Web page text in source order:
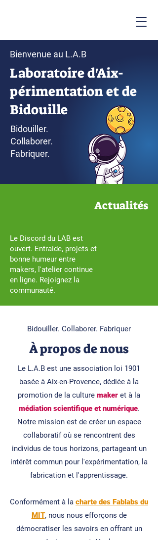
Bienvenue au L.A.B
Laboratoire d'Aix-
périmentation et de
Bidouille
Bidouiller.
Collaborer.
Fabriquer.
Actualités
Le Discord du LAB est
ouvert. Entraide, projets et
bonne humeur entre
makers, l'atelier continue
en ligne. Rejoignez la
communauté.
Bidouiller. Collaborer. Fabriquer
À propos de nous
Le L.A.B est une association loi 1901
basée à Aix-en-Provence, dédiée à la
promotion de la culture maker et à la
médiation scientifique et numérique.
Notre mission est de créer un espace
collaboratif où se rencontrent des
individus de tous horizons, partageant un
intérêt commun pour l'expérimentation, la
fabrication et l'apprentissage.
Conformément à la charte des Fablabs du
MIT, nous nous efforçons de
démocratiser les savoirs en offrant un